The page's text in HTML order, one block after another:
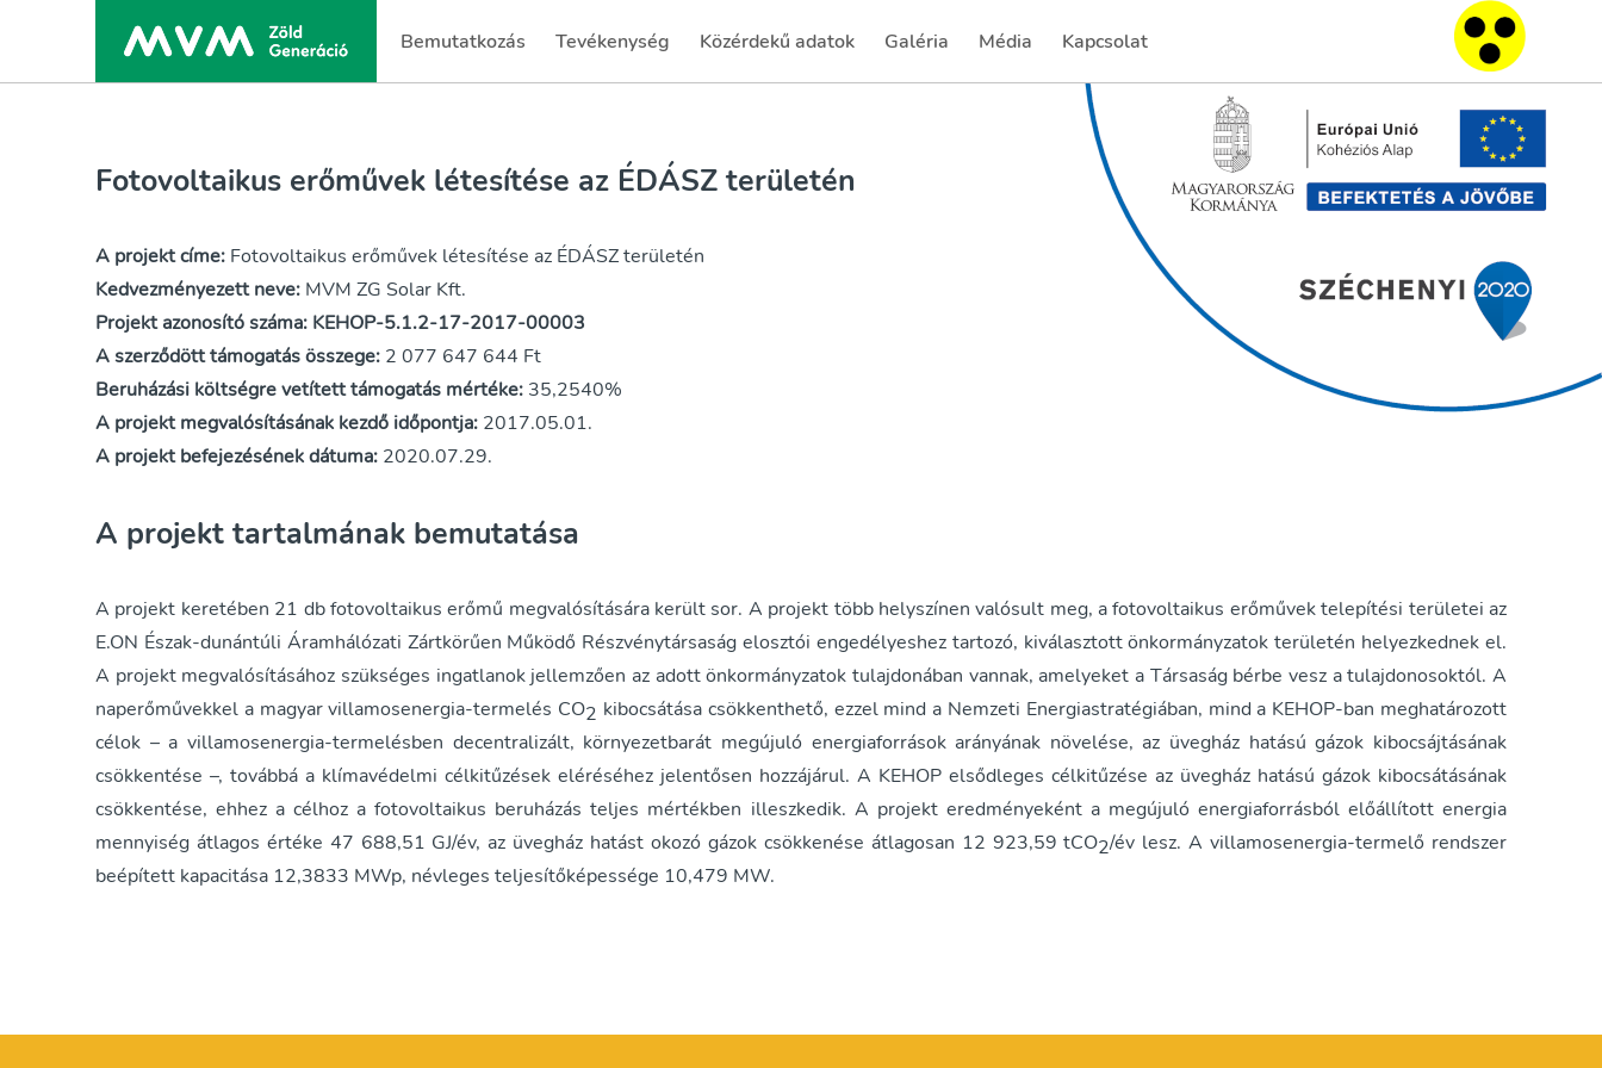
Bemutatkozás Tevékenység Közérdekű adatok Galéria
(current) Média Kapcsolat
(current) HU
Fotovoltaikus erőművek létesítése az ÉDÁSZ területén
A projekt címe: Fotovoltaikus erőművek létesítése az ÉDÁSZ területén
Kedvezményezett neve: MVM ZG Solar Kft.
Projekt azonosító száma: KEHOP-5.1.2-17-2017-00003
A szerződött támogatás összege: 2 077 647 644 Ft
Beruházási költségre vetített támogatás mértéke: 35,2540%
A projekt megvalósításának kezdő időpontja: 2017.05.01.
A projekt befejezésének dátuma: 2020.07.29.
A projekt tartalmának bemutatása
A projekt keretében 21 db fotovoltaikus erőmű megvalósítására került sor. A projekt több helyszínen valósult meg, a fotovoltaikus erőművek telepítési területei az
E.ON Észak-dunántúli Áramhálózati Zártkörűen Működő Részvénytársaság elosztói engedélyeshez tartozó, kiválasztott önkormányzatok területén helyezkednek el.
A projekt megvalósításához szükséges ingatlanok jellemzően az adott önkormányzatok tulajdonában vannak, amelyeket a Társaság bérbe vesz a tulajdonosoktól. A
naperőművekkel a magyar villamosenergia-termelés CO2 kibocsátása csökkenthető, ezzel mind a Nemzeti Energiastratégiában, mind a KEHOP-ban meghatározott
célok – a villamosenergia-termelésben decentralizált, környezetbarát megújuló energiaforrások arányának növelése, az üvegház hatású gázok kibocsájtásának
csökkentése –, továbbá a klímavédelmi célkitűzések eléréséhez jelentősen hozzájárul. A KEHOP elsődleges célkitűzése az üvegház hatású gázok kibocsátásának
csökkentése, ehhez a célhoz a fotovoltaikus beruházás teljes mértékben illeszkedik. A projekt eredményeként a megújuló energiaforrásból előállított energia
mennyiség átlagos értéke 47 688,51 GJ/év, az üvegház hatást okozó gázok csökkenése átlagosan 12 923,59 tCO2/év lesz. A villamosenergia-termelő rendszer
beépített kapacitása 12,3833 MWp, névleges teljesítőképessége 10,479 MW.